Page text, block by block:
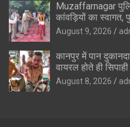
Muzaffarnagar
कांवड़ियों का स्वागत,
August 9, 2026
कानपुर में पान
वायरल होते ही
August 8, 2026